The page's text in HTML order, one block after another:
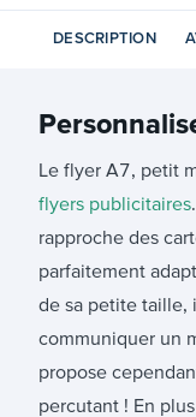
DESCRIPTION
Le flyer A7, petit
flyers publicitaires
rapproche des
parfaitement
de sa petite taille,
communiquer un
propose
percutant ! En